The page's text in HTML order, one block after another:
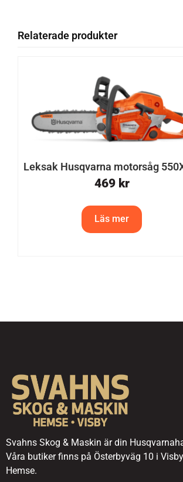
Relaterade produkter
Leksak Husqvarna motorsåg
469 kr
Läs mer
Svahns Skog & Maskin är din
Våra butiker finns på Österbyväg 10 i
Hemse.